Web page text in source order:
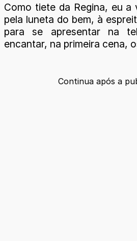
Como tiete da Regina, eu a
pela luneta do bem, à
para se apresentar na
encantar, na primeira cena,
Continua após a